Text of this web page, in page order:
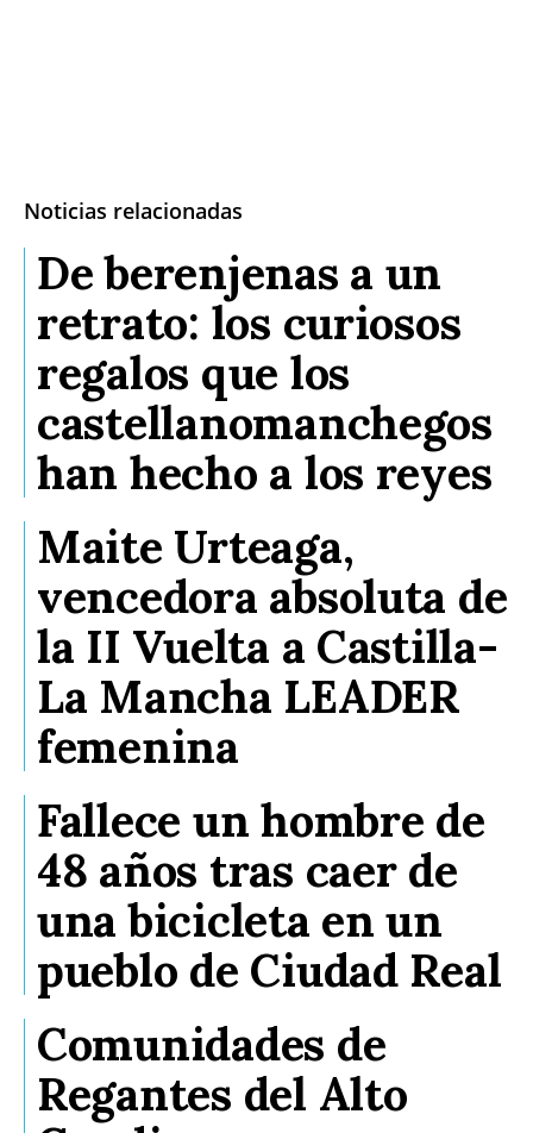
Noticias relacionadas
De berenjenas a un
retrato: los curiosos
regalos que los
castellanomanchegos
han hecho a los reyes
Maite Urteaga,
vencedora absoluta de
la II Vuelta a Castilla-
La Mancha LEADER
femenina
Fallece un hombre de
48 años tras caer de
una bicicleta en un
pueblo de Ciudad Real
Comunidades de
Regantes del Alto